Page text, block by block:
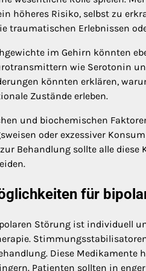
höheres Risiko, selbst zu
traumatischen Erlebnissen
im Gehirn könnten
wie Serotonin
könnten erklären,
Zustände erleben.
und biochemischen
oder exzessiver
Behandlung sollte alle
für
Störung ist individuell
Diese
Patienten sollten in